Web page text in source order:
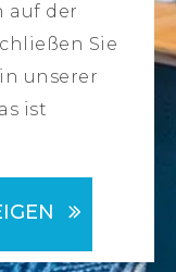
auf der
Sie
unserer
ist